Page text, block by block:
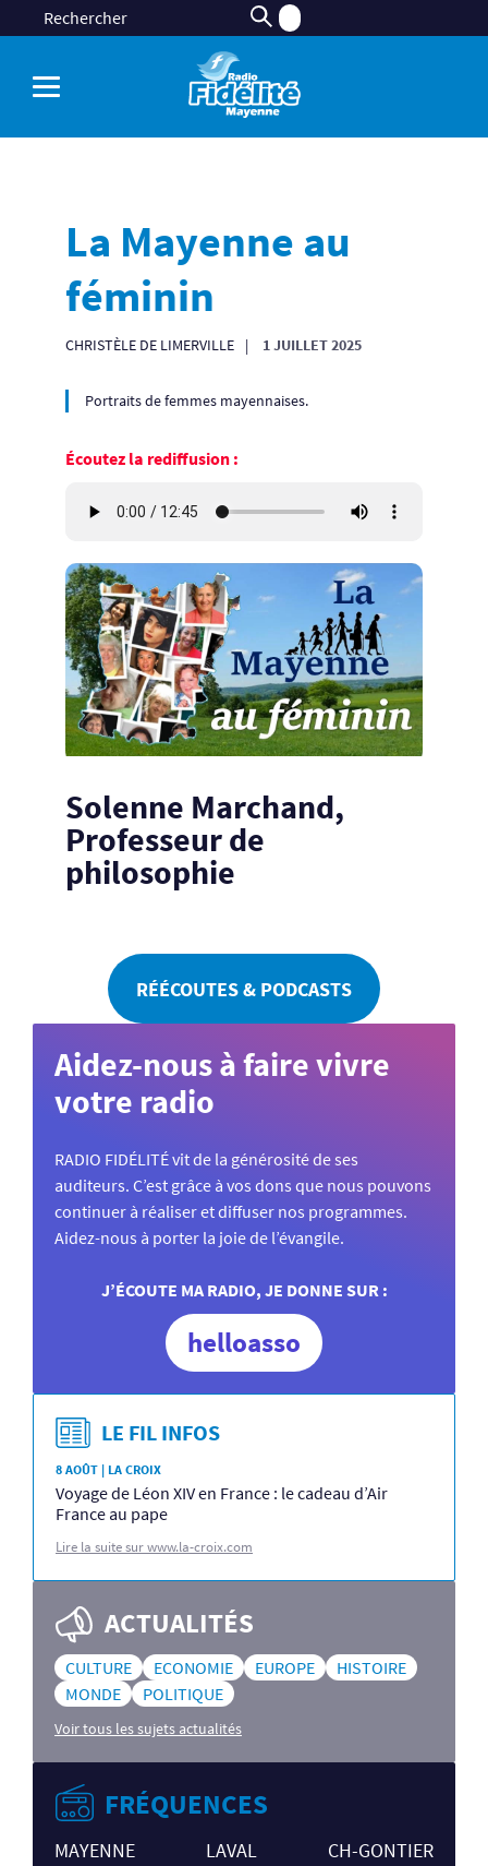
La Mayenne au
féminin
CHRISTÈLE DE LIMERVILLE 1 JUILLET 2025
Portraits de femmes mayennaises.
Écoutez la rediffusion :
Solenne Marchand,
Professeur de
philosophie
RÉÉCOUTES & PODCASTS
Aidez-nous à faire vivre
votre radio
RADIO FIDÉLITÉ vit de la générosité de ses
auditeurs. C’est grâce à vos dons que nous pouvons
continuer à réaliser et diffuser nos programmes.
Aidez-nous à porter la joie de l’évangile.
J’ÉCOUTE MA RADIO, JE DONNE SUR :
helloasso
LE FIL INFOS
8 AOÛT | LA CROIX
Voyage de Léon XIV en France : le cadeau d’Air
France au pape
Lire la suite sur www.la-croix.com
ACTUALITÉS
CULTURE ECONOMIE EUROPE
HISTOIRE
MONDE
POLITIQUE
Voir tous les sujets actualités
FRÉQUENCES
MAYENNE
LAVAL
CH-GONTIER